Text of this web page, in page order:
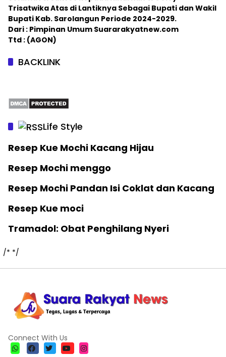
Trisatwika Atas di Lantiknya Sebagai Bupati dan Wakil
Bupati Kab. Sarolangun Periode 2024-2029.
Dari : Pimpinan Umum Suararakyatnew.com
Ttd : (AGON)
BACKLINK
Life Style
Resep Kue Mochi Kacang Hijau
Resep Mochi menggo
Resep Mochi Pandan Isi Coklat dan Kacang
Resep Kue moci
Tramadol: Obat Penghilang Nyeri
/* */
Connect With Us